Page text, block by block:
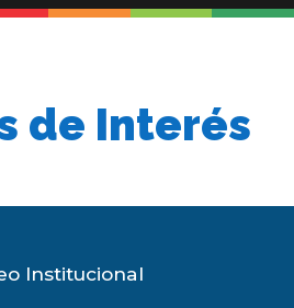
de Interés
Institucional